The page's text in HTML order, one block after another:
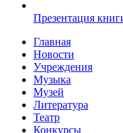
Презентация
Главная
Новости
Учреждения
Музыка
Музей
Литература
Театр
Конкурсы